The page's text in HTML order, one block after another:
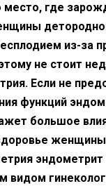
где
из-за
не стоит
Если не
функций
большое
эндометрит
видом